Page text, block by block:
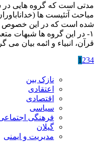
مدتی است که گروه هایی در
مباحث آتئیست ها
شده است که در این خصوص
۱- در این گروه ها شبهات
قرآن، انبیاء و ائمه بیان
1 234
نازک بین
اعتقادی
اقتصادی
سیاسی
فرهنگی
گیلان
مدیریت و ایمنی